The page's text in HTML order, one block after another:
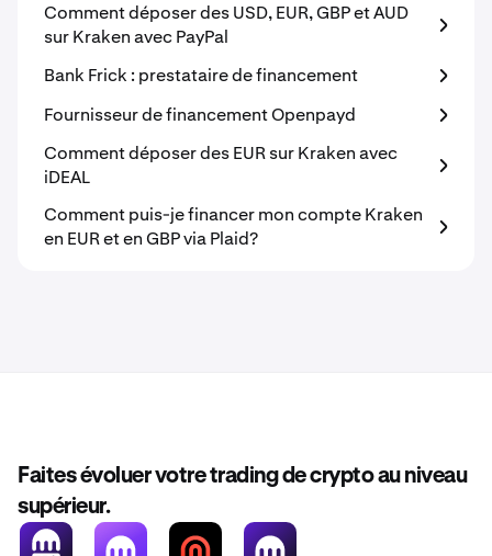
Comment déposer des USD, EUR, GBP et AUD
sur Kraken avec PayPal
Bank Frick : prestataire de financement
Fournisseur de financement Openpayd
Comment déposer des EUR sur Kraken avec
iDEAL
Comment puis-je financer mon compte Kraken
en EUR et en GBP via Plaid?
Faites évoluer votre trading de crypto au niveau
supérieur.